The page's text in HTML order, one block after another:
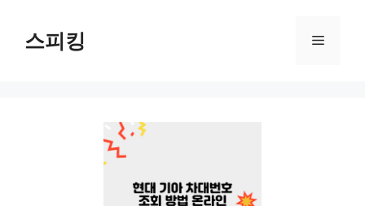
스피킹 메